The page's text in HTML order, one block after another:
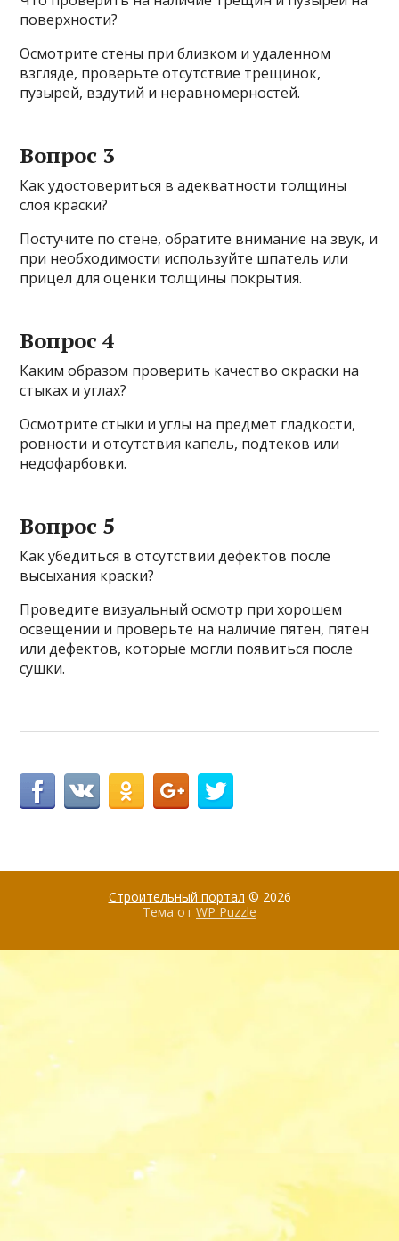
поверхности?
Осмотрите стены при близком и удаленном
взгляде, проверьте отсутствие трещинок,
пузырей, вздутий и неравномерностей.
Вопрос 3
Как удостовериться в адекватности толщины
слоя краски?
Постучите по стене, обратите внимание на звук, и
при необходимости используйте шпатель или
прицел для оценки толщины покрытия.
Вопрос 4
Каким образом проверить качество окраски на
стыках и углах?
Осмотрите стыки и углы на предмет гладкости,
ровности и отсутствия капель, подтеков или
недофарбовки.
Вопрос 5
Как убедиться в отсутствии дефектов после
высыхания краски?
Проведите визуальный осмотр при хорошем
освещении и проверьте на наличие пятен, пятен
или дефектов, которые могли появиться после
сушки.
Строительный портал © 2026
Тема от WP Puzzle